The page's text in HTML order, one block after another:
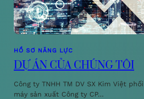
HỒ SƠ NĂNG LỰC
DỰ ÁN CỦA CHÚNG TÔI
Công ty TNHH TM DV SX Kim Việt
máy sản xuất Công ty CP…